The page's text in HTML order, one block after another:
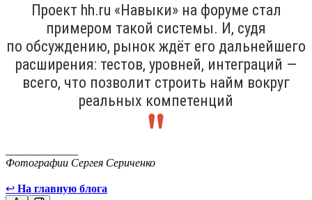
Проект hh.ru «Навыки» на форуме стал
примером такой системы. И, судя
по обсуждению, рынок ждёт его дальнейшего
расширения: тестов, уровней, интеграций —
всего, что позволит строить найм вокруг
реальных компетенций
Фотографии Сергея Сериченко
↩ На главную блога